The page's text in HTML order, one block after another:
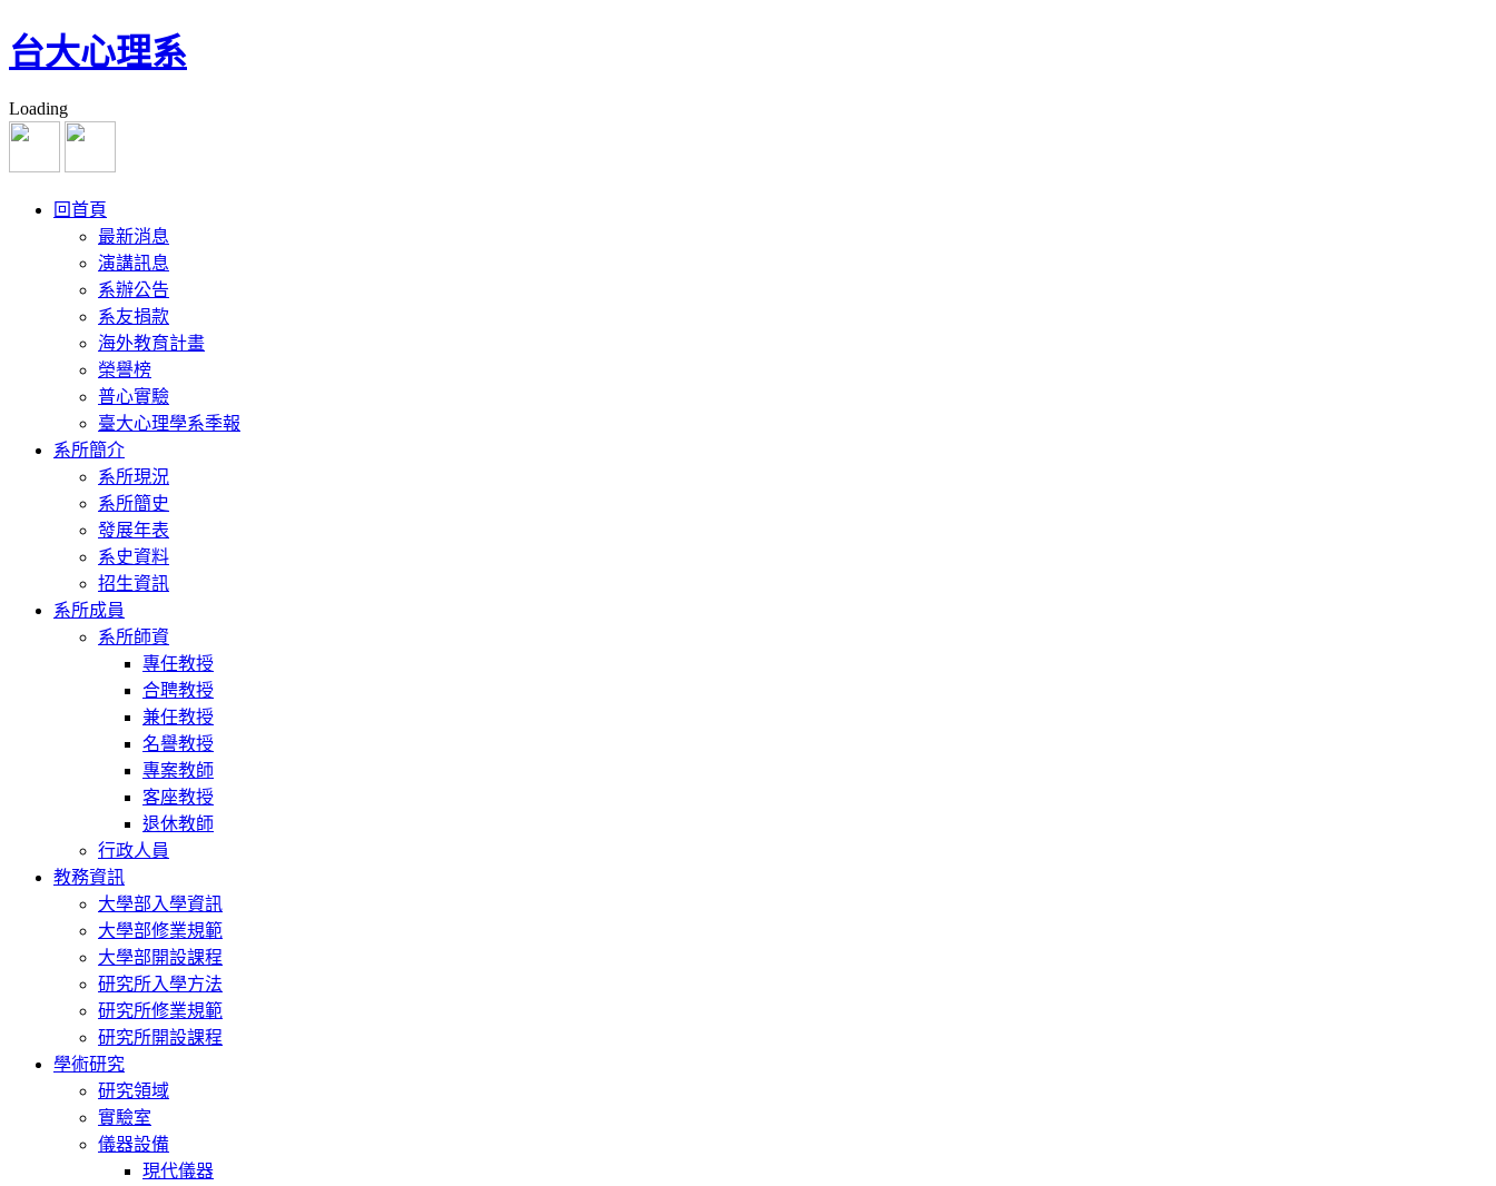
台大心理系
Loading
回首頁
最新消息
演講訊息
系辦公告
系友捐款
海外教育計畫
榮譽榜
普心實驗
臺大心理學系季報
系所簡介
系所現況
系所簡史
發展年表
系史資料
招生資訊
系所成員
系所師資
專任教授
合聘教授
兼任教授
名譽教授
專案教師
客座教授
退休教師
行政人員
教務資訊
大學部入學資訊
大學部修業規範
大學部開設課程
研究所入學方法
研究所修業規範
研究所開設課程
學術研究
研究領域
實驗室
儀器設備
現代儀器